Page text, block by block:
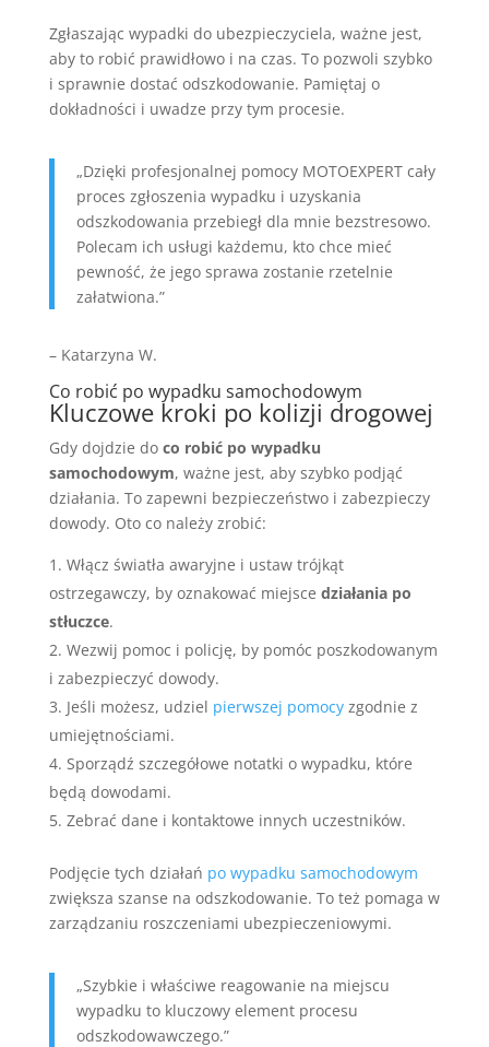
Zgłaszając wypadki do ubezpieczyciela, ważne jest,
aby to robić prawidłowo i na czas. To pozwoli szybko
i sprawnie dostać odszkodowanie. Pamiętaj o
dokładności i uwadze przy tym procesie.
„Dzięki profesjonalnej pomocy MOTOEXPERT cały
proces zgłoszenia wypadku i uzyskania
odszkodowania przebiegł dla mnie bezstresowo.
Polecam ich usługi każdemu, kto chce mieć
pewność, że jego sprawa zostanie rzetelnie
załatwiona.”
– Katarzyna W.
Co robić po wypadku samochodowym
Kluczowe kroki po kolizji drogowej
Gdy dojdzie do co robić po wypadku
samochodowym, ważne jest, aby szybko podjąć
działania. To zapewni bezpieczeństwo i zabezpieczy
dowody. Oto co należy zrobić:
Włącz światła awaryjne i ustaw trójkąt
ostrzegawczy, by oznakować miejsce działania po
stłuczce.
Wezwij pomoc i policję, by pomóc poszkodowanym
i zabezpieczyć dowody.
Jeśli możesz, udziel pierwszej pomocyzgodnie z
umiejętnościami.
Sporządź szczegółowe notatki o wypadku, które
będą dowodami.
Zebrać dane i kontaktowe innych uczestników.
Podjęcie tych działań po wypadku samochodowym
zwiększa szanse na odszkodowanie. To też pomaga w
zarządzaniu roszczeniami ubezpieczeniowymi.
„Szybkie i właściwe reagowanie na miejscu
wypadku to kluczowy element procesu
odszkodowawczego.”